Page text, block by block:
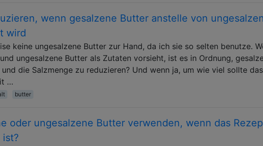
wenn gesalzene Butter anstelle von
wird
keine ungesalzene Butter zur Hand, da ich sie so selten benutze.
ungesalzene Butter als Zutaten vorsieht, ist es in Ordnung,
die Salzmenge zu reduzieren? Und wenn ja, um wie viel sollte
…
butter
oder ungesalzene Butter verwenden, wenn das